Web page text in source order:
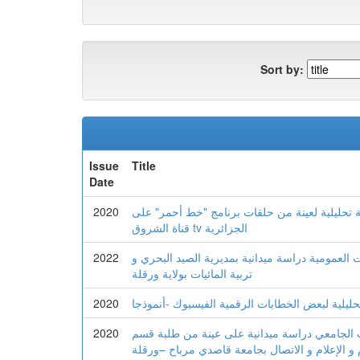
Sort by:
Issue
Date
Title
2020
تحليلية لعينة من حلقات برنامج "خط أحمر" على
قناة الشروق tv الجزائرية
2022
دراسة ميدانية بمديرية الصيد البحري و
تربية المائيات بولاية ورقلة
2020 لبعض الخطابات الرقمية الفيسبوك -أنموذجا
2020
الجامعي دراسة میدانیة على عینة من طلبة قسم